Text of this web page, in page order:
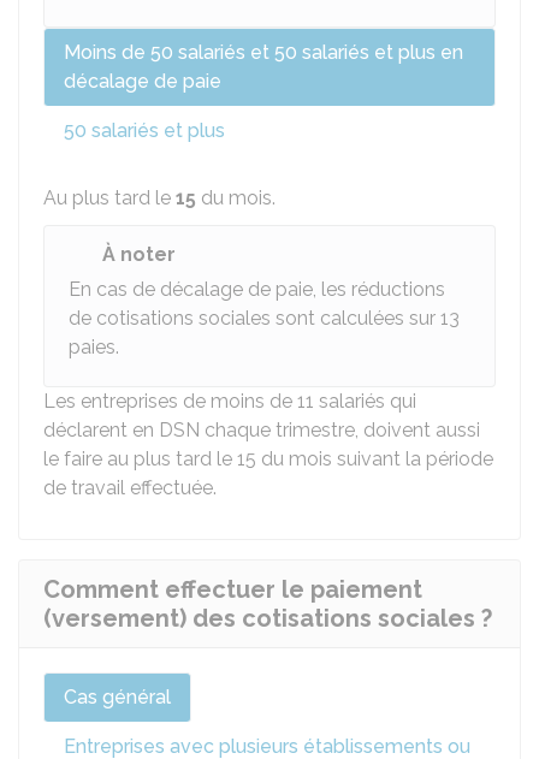
Moins de 50 salariés et 50 salariés et plus en
décalage de paie
50 salariés et plus
Au plus tard le 15 du mois.
À noter
En cas de décalage de paie, les réductions
de cotisations sociales sont calculées sur 13
paies.
Les entreprises de moins de 11 salariés qui
déclarent en DSN chaque trimestre, doivent aussi
le faire au plus tard le 15 du mois suivant la période
de travail effectuée.
Comment effectuer le paiement
(versement) des cotisations sociales ?
Cas général
Entreprises avec plusieurs établissements ou